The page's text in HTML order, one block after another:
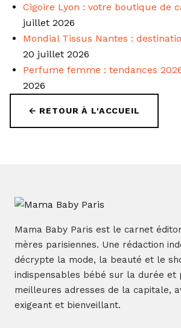
Cigoire Lyon : votre boutique de
juillet 2026
Mondial Tissus Nantes :
20 juillet 2026
Perfume femme : tendances
2026
← RETOUR À L'ACCUEIL
Mama Baby Paris est le carnet
mères parisiennes. Une rédaction
décrypte la mode, la beauté et le
indispensables bébé sur la durée et
meilleures adresses de la capitale,
exigeant et bienveillant.